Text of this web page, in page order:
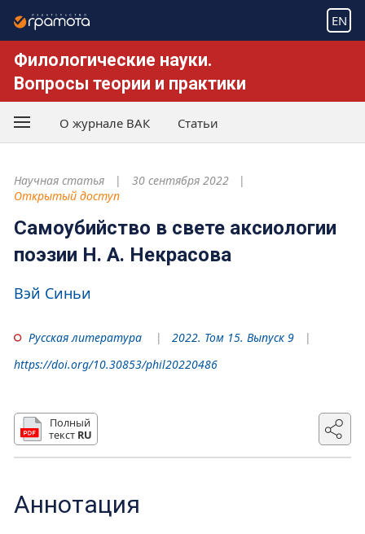
EN
Филологические науки.
Вопросы теории и практики
О журнале ВАК Статьи
Научная статья
30 сентября 2022
Открытый доступ
Самоубийство в свете аксиологии
поэзии Н. А. Некрасова
Вэй Синьи
Русская литература
2022. Том 15. Выпуск 9
https://doi.org/10.30853/phil20220486
Полный
текст RU
Аннотация